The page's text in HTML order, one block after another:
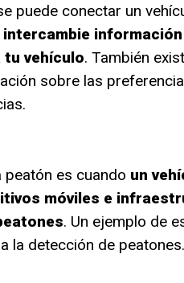
puede conectar un
vehículo. También
sobre las
peatón es cuando un
móviles e
. Un ejemplo de
la detección de peatones.